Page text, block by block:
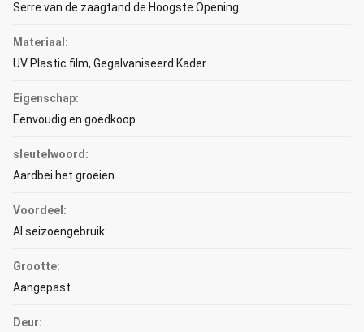
Serre van de zaagtand de Hoogste Opening
Materiaal:
UV Plastic film, Gegalvaniseerd Kader
Eigenschap:
Eenvoudig en goedkoop
sleutelwoord:
Aardbei het groeien
Voordeel:
Al seizoengebruik
Grootte:
Aangepast
Deur: